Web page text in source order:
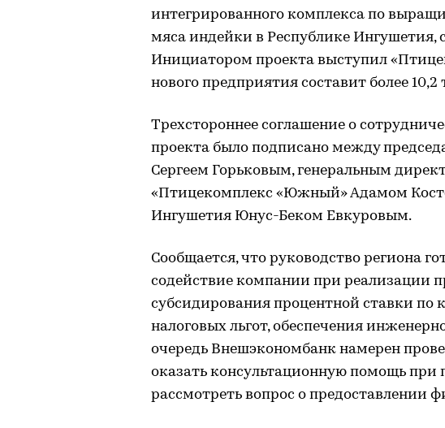
интегрированного комплекса по
мяса индейки в Республике Ингушетия,
Инициатором проекта выступил
нового предприятия составит более
Трехстороннее соглашение о
проекта было подписано между
Сергеем Горьковым, генеральным
«Птицекомплекс «Южный» Адамом
Ингушетия Юнус-Беком Евкуровым.
Сообщается, что руководство региона
содействие компании при реализации
субсидирования процентной ставки по
налоговых льгот, обеспечения
очередь Внешэкономбанк намерен
оказать консультационную помощь при
рассмотреть вопрос о предоставлении